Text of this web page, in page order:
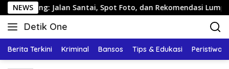
Langsung
ke
konten
NEWSJalan Santai, Spot Foto, dan Rekomendasi Lumpia
Detik One
Tajam
Fakta
Berita Terkini Kriminal Bansos Tips & Edukasi Peristiwa